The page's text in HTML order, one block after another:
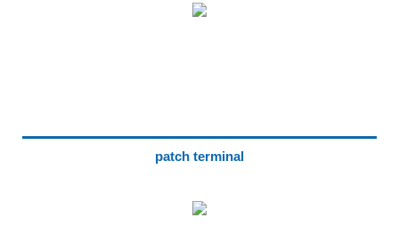
patch terminal